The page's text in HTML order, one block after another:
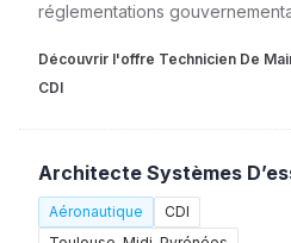
réglementations
Découvrir l'offre Technicien De
CDI
Aéronautique
CDI